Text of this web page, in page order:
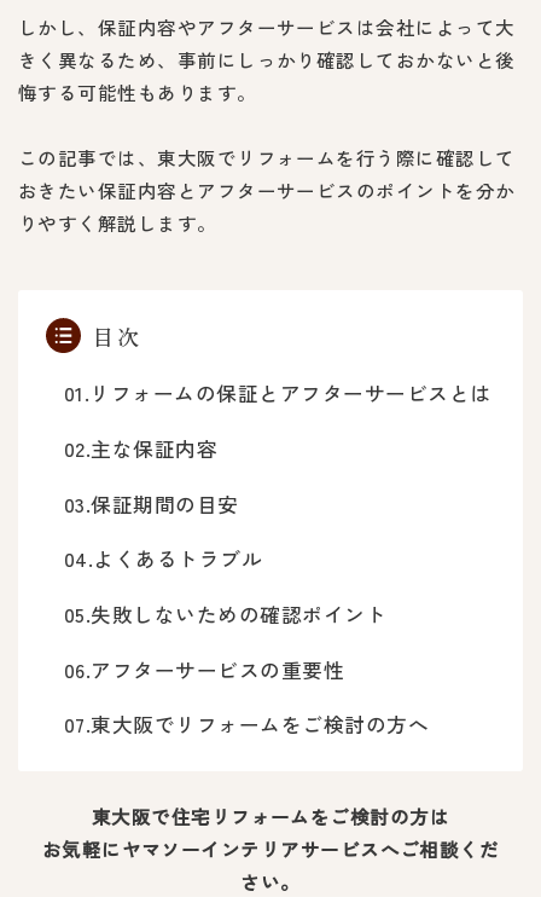
しかし、保証内容やアフターサービスは会社によって大
きく異なるため、事前にしっかり確認しておかないと後
悔する可能性もあります。
この記事では、東大阪でリフォームを行う際に確認して
おきたい保証内容とアフターサービスのポイントを分か
りやすく解説します。
目次
リフォームの保証とアフターサービスとは
主な保証内容
保証期間の目安
よくあるトラブル
失敗しないための確認ポイント
アフターサービスの重要性
東大阪でリフォームをご検討の方へ
東大阪で住宅リフォームをご検討の方は
お気軽にヤマソーインテリアサービスへご相談くだ
さい。